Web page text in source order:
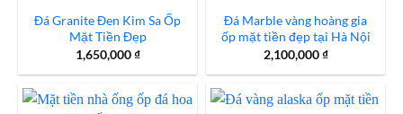
Đá Granite Đen Kim Sa Ốp
Mặt Tiền Đẹp
1,650,000₫
Đá Marble vàng hoàng gia
ốp mặt tiền đẹp tại Hà Nội
2,100,000₫